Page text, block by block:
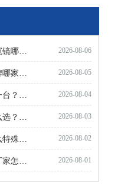
手持式高清工业内窥镜哪个牌子值得推荐？ 2026-08-06
工业视频内窥镜品牌哪家质量好？ 2026-08-05
孔探仪一般多少钱一台？怎么选 2026-08-04
管道检测内窥镜怎么选？关键看这几点 2026-08-03
航天用内窥镜有什么特殊要求和标准？ 2026-08-02
工业级内窥镜生产厂家怎么选？避坑指南 2026-08-01